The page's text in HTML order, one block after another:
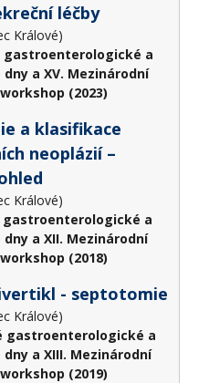
léčby
Králové)
gastroenterologické a
a XV. Mezinárodní
(2023)
a klasifikace
neoplázií –
Králové)
gastroenterologické a
a XII. Mezinárodní
(2018)
- septotomie
Králové)
gastroenterologické a
a XIII. Mezinárodní
(2019)